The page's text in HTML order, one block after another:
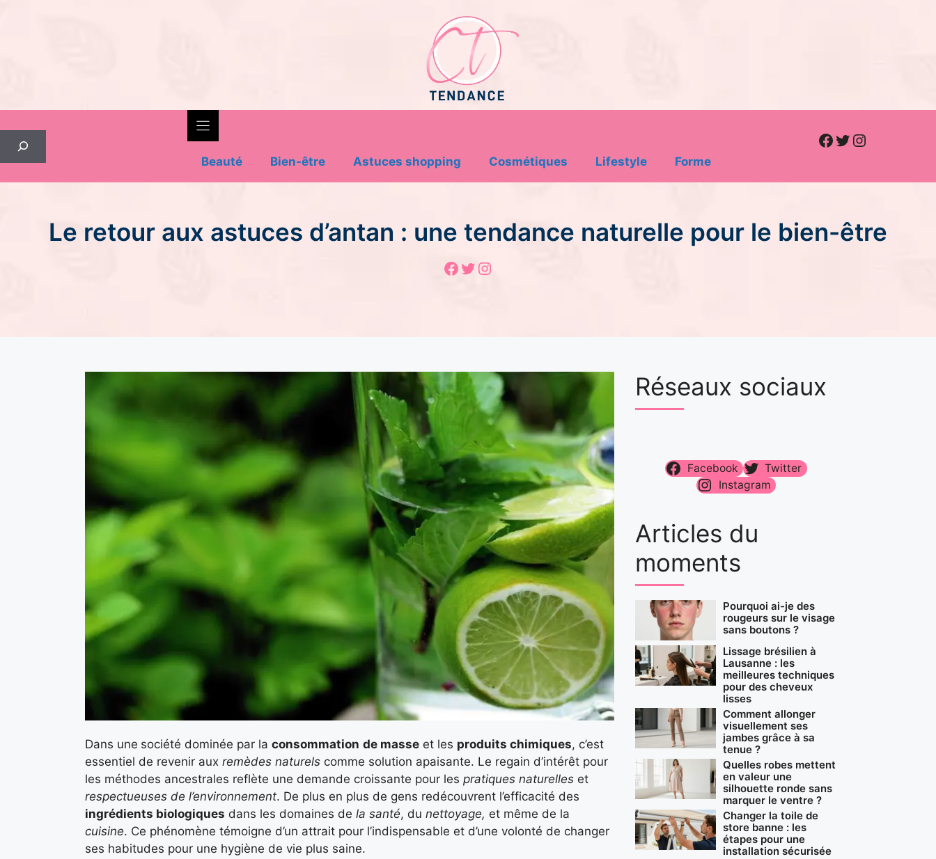
Beauté
Bien-être Astuces shopping Cosmétiques Lifestyle Forme
Facebook
Twitter
Instagram
Le retour aux astuces d’antan : une tendance naturelle pour le bien-être
Facebook
Twitter
Instagram
Dans une société dominée par la consommation de masse et les produits chimiques, c’est
essentiel de revenir aux remèdes naturels comme solution apaisante. Le regain d’intérêt pour
les méthodes ancestrales reflète une demande croissante pour les pratiques naturelles et
respectueuses de l’environnement. De plus en plus de gens redécouvrent l’efficacité des
ingrédients biologiques dans les domaines de la santé, du nettoyage, et même de la
cuisine. Ce phénomène témoigne d’un attrait pour l’indispensable et d’une volonté de changer
ses habitudes pour une hygiène de vie plus saine.
Réseaux sociaux
Facebook
Twitter
Instagram
Articles du
moments
Pourquoi ai-je des
rougeurs sur le visage
sans boutons ?
Lissage brésilien à
Lausanne : les
meilleures techniques
pour des cheveux
lisses
Comment allonger
visuellement ses
jambes grâce à sa
tenue ?
Quelles robes mettent
en valeur une
silhouette ronde sans
marquer le ventre ?
Changer la toile de
store banne : les
étapes pour une
installation sécurisée